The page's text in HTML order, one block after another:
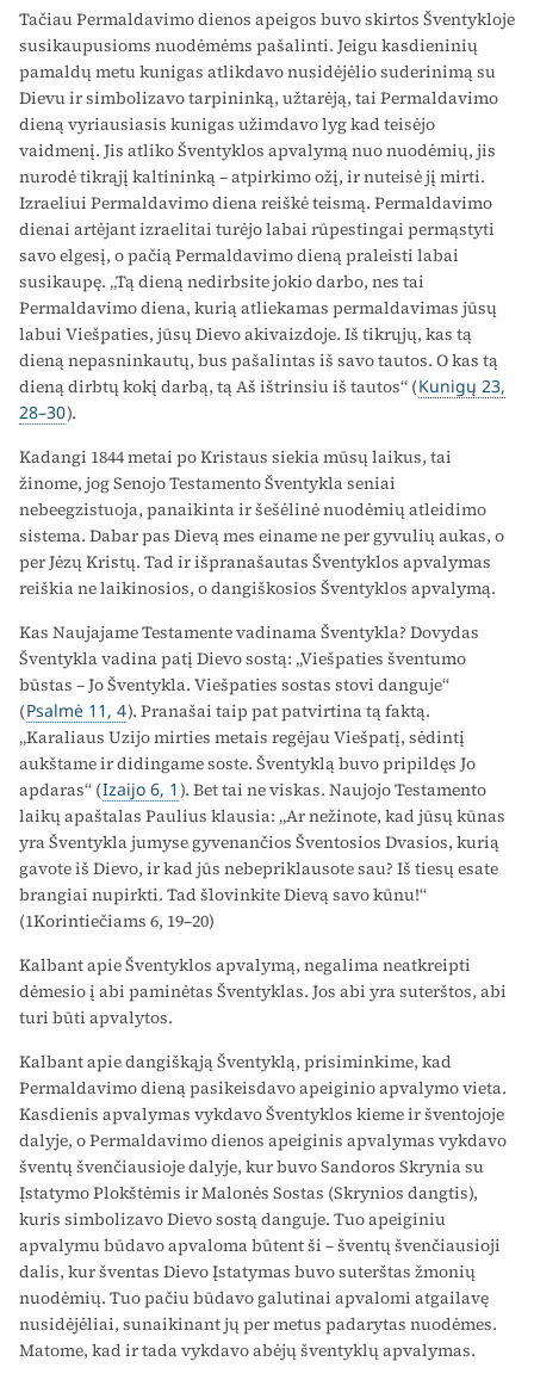
Tačiau Permaldavimo dienos apeigos buvo skirtos Šventykloje
susikaupusioms nuodėmėms pašalinti. Jeigu kasdieninių
pamaldų metu kunigas atlikdavo nusidėjėlio suderinimą su
Dievu ir simbolizavo tarpininką, užtarėją, tai Permaldavimo
dieną vyriausiasis kunigas užimdavo lyg kad teisėjo
vaidmenį. Jis atliko Šventyklos apvalymą nuo nuodėmių, jis
nurodė tikrąjį kaltininką – atpirkimo ožį, ir nuteisė jį mirti.
Izraeliui Permaldavimo diena reiškė teismą. Permaldavimo
dienai artėjant izraelitai turėjo labai rūpestingai permąstyti
savo elgesį, o pačią Permaldavimo dieną praleisti labai
susikaupę. „Tą dieną nedirbsite jokio darbo, nes tai
Permaldavimo diena, kurią atliekamas permaldavimas jūsų
labui Viešpaties, jūsų Dievo akivaizdoje. Iš tikrųjų, kas tą
dieną nepasninkautų, bus pašalintas iš savo tautos. O kas tą
dieną dirbtų kokį darbą, tą Aš ištrinsiu iš tautos“ (Kunigų 23,
28–30).
Kadangi 1844 metai po Kristaus siekia mūsų laikus, tai
žinome, jog Senojo Testamento Šventykla seniai
nebeegzistuoja, panaikinta ir šešėlinė nuodėmių atleidimo
sistema. Dabar pas Dievą mes einame ne per gyvulių aukas, o
per Jėzų Kristų. Tad ir išpranašautas Šventyklos apvalymas
reiškia ne laikinosios, o dangiškosios Šventyklos apvalymą.
Kas Naujajame Testamente vadinama Šventykla? Dovydas
Šventykla vadina patį Dievo sostą: „Viešpaties šventumo
būstas – Jo Šventykla. Viešpaties sostas stovi danguje“
(Psalmė 11, 4). Pranašai taip pat patvirtina tą faktą.
„Karaliaus Uzijo mirties metais regėjau Viešpatį, sėdintį
aukštame ir didingame soste. Šventyklą buvo pripildęs Jo
apdaras“ (Izaijo 6, 1 ). Bet tai ne viskas. Naujojo Testamento
laikų apaštalas Paulius klausia: „Ar nežinote, kad jūsų kūnas
yra Šventykla jumyse gyvenančios Šventosios Dvasios, kurią
gavote iš Dievo, ir kad jūs nebepriklausote sau? Iš tiesų esate
brangiai nupirkti. Tad šlovinkite Dievą savo kūnu!“
(1Korintiečiams 6, 19–20)
Kalbant apie Šventyklos apvalymą, negalima neatkreipti
dėmesio į abi paminėtas Šventyklas. Jos abi yra suterštos, abi
turi būti apvalytos.
Kalbant apie dangiškąją Šventyklą, prisiminkime, kad
Permaldavimo dieną pasikeisdavo apeiginio apvalymo vieta.
Kasdienis apvalymas vykdavo Šventyklos kieme ir šventojoje
dalyje, o Permaldavimo dienos apeiginis apvalymas vykdavo
šventų švenčiausioje dalyje, kur buvo Sandoros Skrynia su
Įstatymo Plokštėmis ir Malonės Sostas (Skrynios dangtis),
kuris simbolizavo Dievo sostą danguje. Tuo apeiginiu
apvalymu būdavo apvaloma būtent ši – šventų švenčiausioji
dalis, kur šventas Dievo Įstatymas buvo suterštas žmonių
nuodėmių. Tuo pačiu būdavo galutinai apvalomi atgailavę
nusidėjėliai, sunaikinant jų per metus padarytas nuodėmes.
Matome, kad ir tada vykdavo abėjų šventyklų apvalymas.